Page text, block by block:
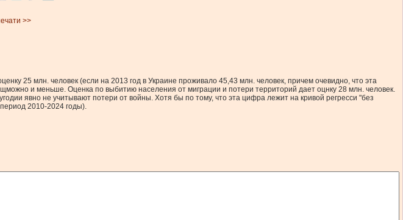
>>
25 млн. человек (если на 2013 год в Украине проживало 45,43 млн. человек, причем очевидно, что эта
и меньше. Оценка по выбитию населения от миграции и потери территорий дает оцнку 28 млн. человек.
явно не учитывают потери от войны. Хотя бы по тому, что эта цифра лежит на кривой регресси "без
2010-2024 годы).